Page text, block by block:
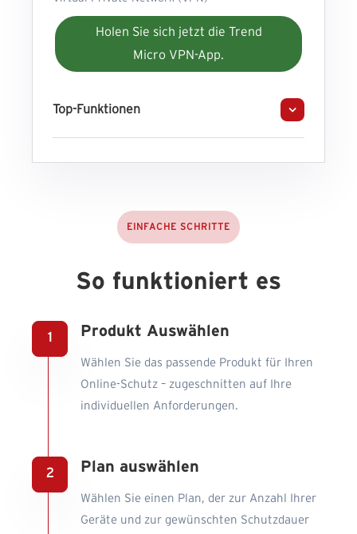
Holen Sie sich jetzt die Trend
Micro VPN-App.
Top-Funktionen
EINFACHE SCHRITTE
So funktioniert es
Produkt Auswählen
Wählen Sie das passende Produkt für Ihren
Online-Schutz – zugeschnitten auf Ihre
individuellen Anforderungen.
Plan auswählen
Wählen Sie einen Plan, der zur Anzahl Ihrer
Geräte und zur gewünschten Schutzdauer